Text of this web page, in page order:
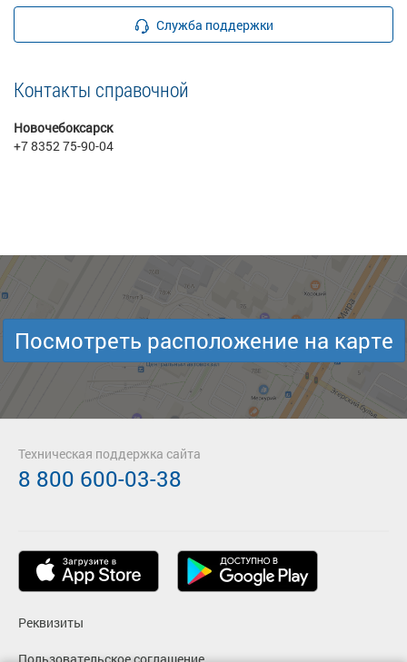
Служба поддержки
Контакты справочной
Новочебоксарск
+7 8352 75-90-04
Посмотреть расположение на карте
Реквизиты
Техническая поддержка сайта
8 800 600-03-38